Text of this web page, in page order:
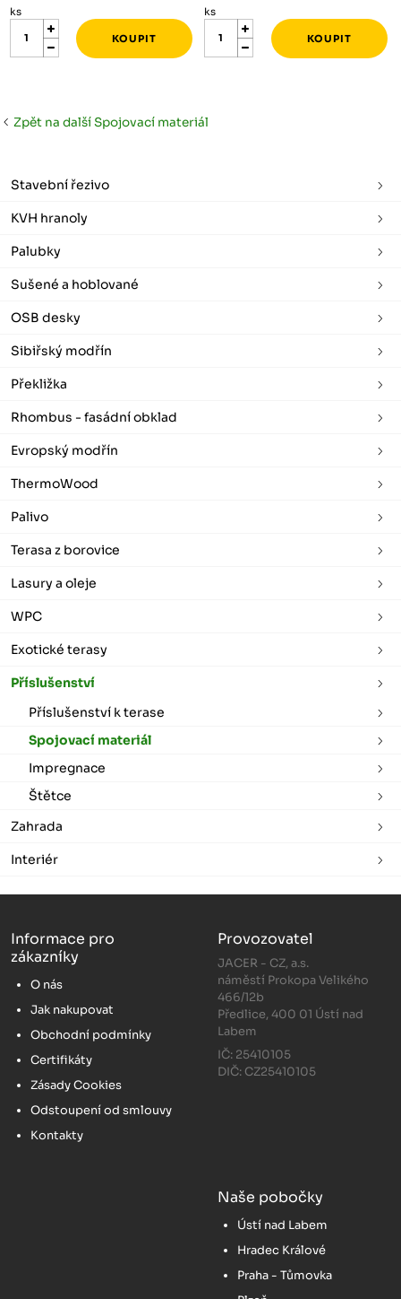
ks ks
Zpět na další Spojovací materiál
Stavební řezivo
KVH hranoly
Palubky
Sušené a hoblované
OSB desky
Sibiřský modřín
Překližka
Rhombus - fasádní obklad
Evropský modřín
ThermoWood
Palivo
Terasa z borovice
Lasury a oleje
WPC
Exotické terasy
Příslušenství
Příslušenství k terase
Spojovací materiál
Impregnace
Štětce
Zahrada
Interiér
Informace pro
zákazníky
O nás
Jak nakupovat
Obchodní podmínky
Certifikáty
Zásady Cookies
Odstoupení od smlouvy
Kontakty
Provozovatel
JACER - CZ, a.s.
náměstí Prokopa Velikého
466/12b
Předlice, 400 01 Ústí nad
Labem
IČ: 25410105
DIČ: CZ25410105
Naše pobočky
Ústí nad Labem
Hradec Králové
Praha - Tůmovka